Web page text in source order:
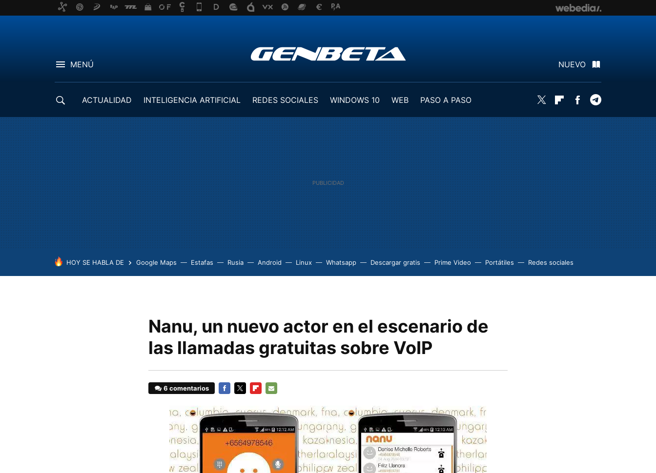
MENÚ NUEVO
ACTUALIDAD INTELIGENCIA ARTIFICIAL REDES SOCIALES WINDOWS 10 WEB
PASO A PASO
Twitter FlipboardFacebook
HOY SE HABLA DE Google Maps Estafas Rusia Android Linux Whatsapp Descargar gratis Prime Video Portátiles Redes sociales
Nanu, un nuevo actor en el escenario de
las llamadas gratuitas sobre VoIP
6 comentarios
MAIL